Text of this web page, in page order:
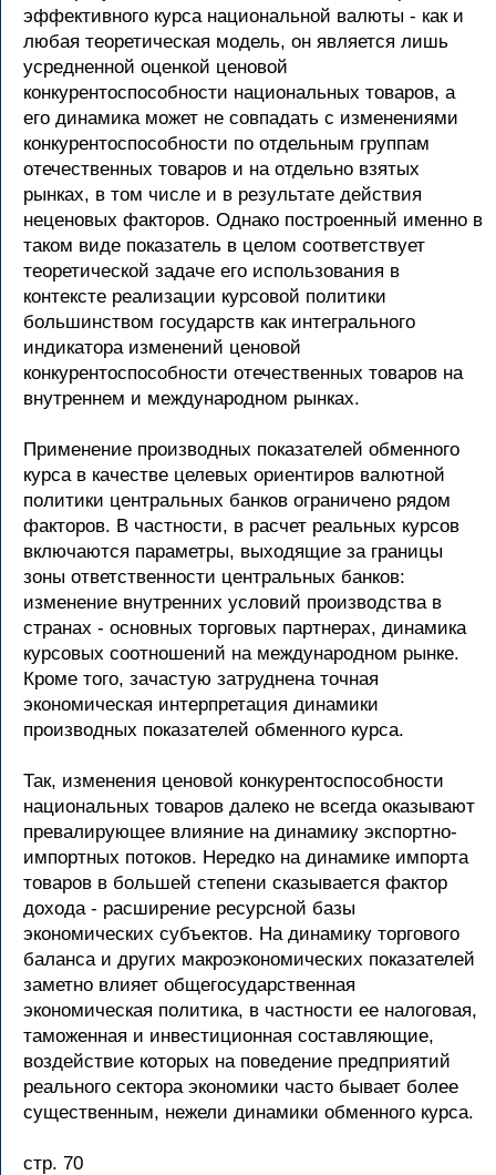
эффективного курса национальной валюты - как и
любая теоретическая модель, он является лишь
усредненной оценкой ценовой
конкурентоспособности национальных товаров, а
его динамика может не совпадать с изменениями
конкурентоспособности по отдельным группам
отечественных товаров и на отдельно взятых
рынках, в том числе и в результате действия
неценовых факторов. Однако построенный именно в
таком виде показатель в целом соответствует
теоретической задаче его использования в
контексте реализации курсовой политики
большинством государств как интегрального
индикатора изменений ценовой
конкурентоспособности отечественных товаров на
внутреннем и международном рынках.
Применение производных показателей обменного
курса в качестве целевых ориентиров валютной
политики центральных банков ограничено рядом
факторов. В частности, в расчет реальных курсов
включаются параметры, выходящие за границы
зоны ответственности центральных банков:
изменение внутренних условий производства в
странах - основных торговых партнерах, динамика
курсовых соотношений на международном рынке.
Кроме того, зачастую затруднена точная
экономическая интерпретация динамики
производных показателей обменного курса.
Так, изменения ценовой конкурентоспособности
национальных товаров далеко не всегда оказывают
превалирующее влияние на динамику экспортно-
импортных потоков. Нередко на динамике импорта
товаров в большей степени сказывается фактор
дохода - расширение ресурсной базы
экономических субъектов. На динамику торгового
баланса и других макроэкономических показателей
заметно влияет общегосударственная
экономическая политика, в частности ее налоговая,
таможенная и инвестиционная составляющие,
воздействие которых на поведение предприятий
реального сектора экономики часто бывает более
существенным, нежели динамики обменного курса.
стр. 70